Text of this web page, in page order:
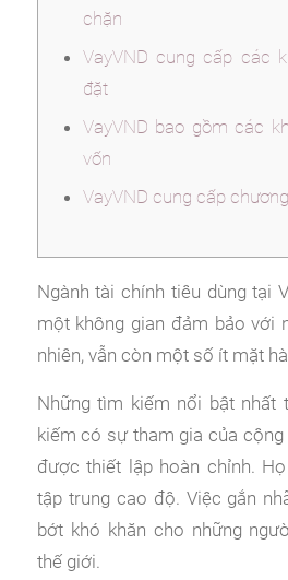
chặn
VayVND cung cấp các
đặt
VayVND bao gồm các
vốn
VayVND cung cấp
Ngành tài chính tiêu dùng tại
một không gian đảm bảo với
nhiên, vẫn còn một số ít mặt
Những tìm kiếm nổi bật nhất
kiếm có sự tham gia của
được thiết lập hoàn chỉnh.
tập trung cao độ. Việc gắn
bớt khó khăn cho những
thế giới.